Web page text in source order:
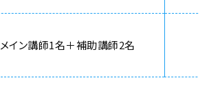
メイン講師1名＋補助講師2名